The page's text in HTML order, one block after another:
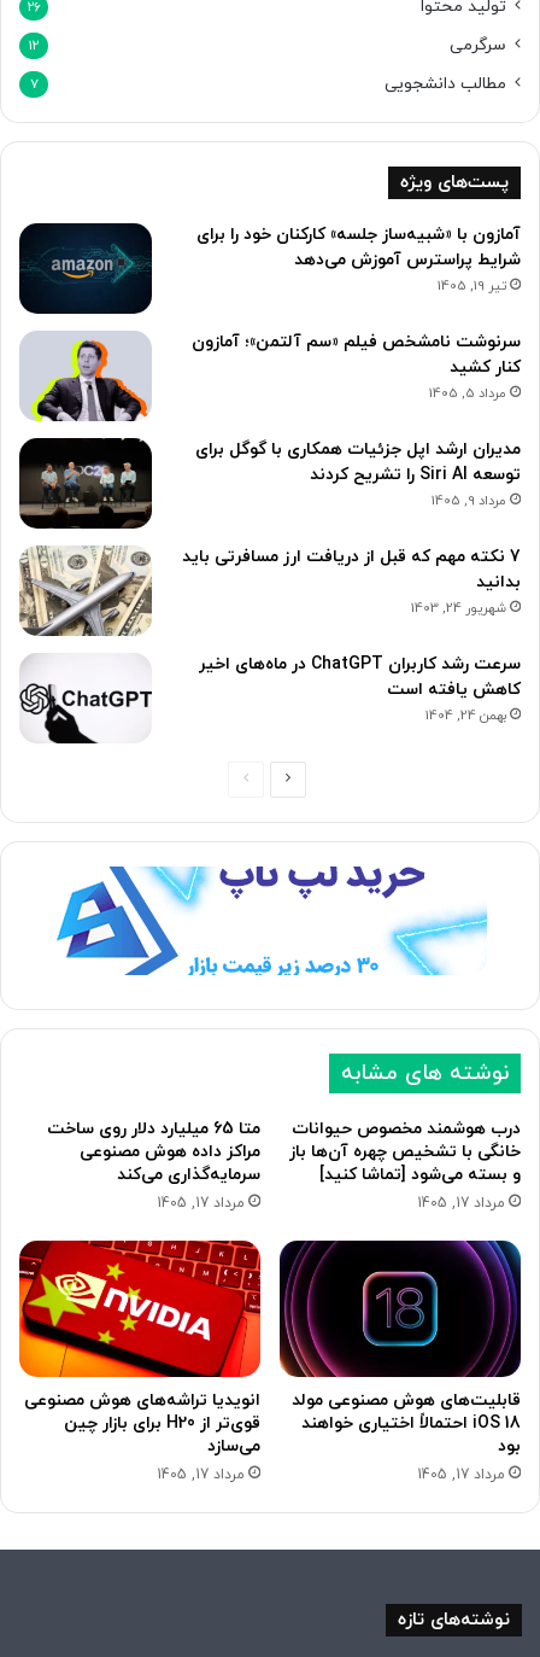
تولید محتوا 26
سرگرمی 12
مطالب دانشجویی 7
پست‌های ویژه
آمازون با «شبیه‌ساز جلسه» کارکنان خود را برای
شرایط پراسترس آموزش می‌دهد
تیر 19, 1405
سرنوشت نامشخص فیلم «سم آلتمن»؛ آمازون
کنار کشید
مرداد 5, 1405
مدیران ارشد اپل جزئیات همکاری با گوگل برای
توسعه Siri AI را تشریح کردند
مرداد 9, 1405
7 نکته مهم که قبل از دریافت ارز مسافرتی باید
بدانید
شهریور 24, 1403
سرعت رشد کاربران ChatGPT در ماه‌های اخیر
کاهش یافته است
بهمن 24, 1404
ح
ه
ی
ح
ه
ی
نوشته های مشابه
درب هوشمند مخصوص حیوانات
خانگی با تشخیص چهره آن‌ها باز
و بسته می‌شود [تماشا کنید]
مرداد 17, 1405
متا 65 میلیارد دلار روی ساخت
مراکز داده هوش مصنوعی
سرمایه‌گذاری می‌کند
مرداد 17, 1405
قابلیت‌های هوش مصنوعی مولد
iOS 18 احتمالاً اختیاری خواهند
بود
مرداد 17, 1405
انویدیا تراشه‌های هوش مصنوعی
قوی‌تر از H20 برای بازار چین
می‌سازد
مرداد 17, 1405
نوشته‌های تازه